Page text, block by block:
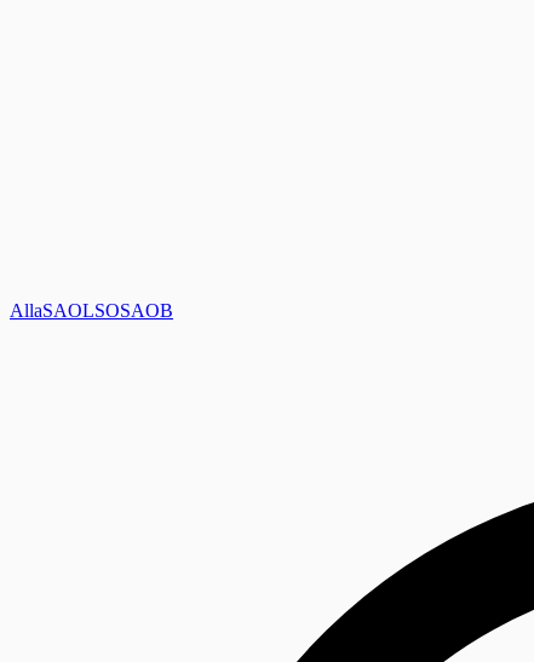
AllaSAOLSOSAOB